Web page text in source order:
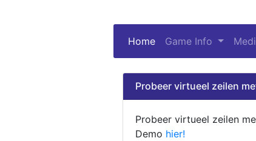
Home (current)
Game Info
Probeer virtueel zeilen
Probeer virtueel zeilen
Demo hier!